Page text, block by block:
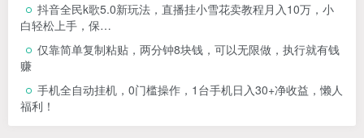
抖音全民k歌5.0新玩法，直播挂小雪花卖教程月入10万，小
白轻松上手，保…
仅靠简单复制粘贴，两分钟8块钱，可以无限做，执行就有钱
赚
手机全自动挂机，0门槛操作，1台手机日入30+净收益，懒人
福利！